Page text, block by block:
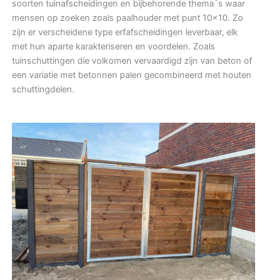
soorten tuinafscheidingen en bijbehorende thema`s waar
mensen op zoeken zoals paalhouder met punt 10×10. Zo
zijn er verscheidene type erfafscheidingen leverbaar, elk
met hun aparte karakteriseren en voordelen. Zoals
tuinschuttingen die volkomen vervaardigd zijn van beton of
een variatie met betonnen palen gecombineerd met houten
schuttingdelen.